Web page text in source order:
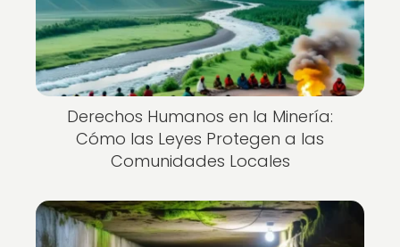
Derechos Humanos en la Minería:
Cómo las Leyes Protegen a las
Comunidades Locales